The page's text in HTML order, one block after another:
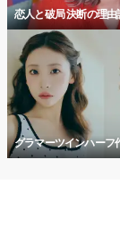
恋人と破局 決断の理由
グラマーツインハーフ